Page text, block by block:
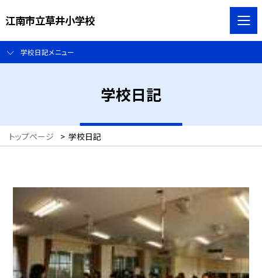
江南市立草井小学校
学校日記メニュー
学校日記
トップページ > 学校日記